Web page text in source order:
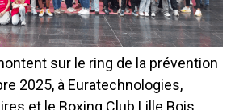
sur le ring de la prévention
2025, à Euratechnologies,
et le Boxing Club Lille Bois